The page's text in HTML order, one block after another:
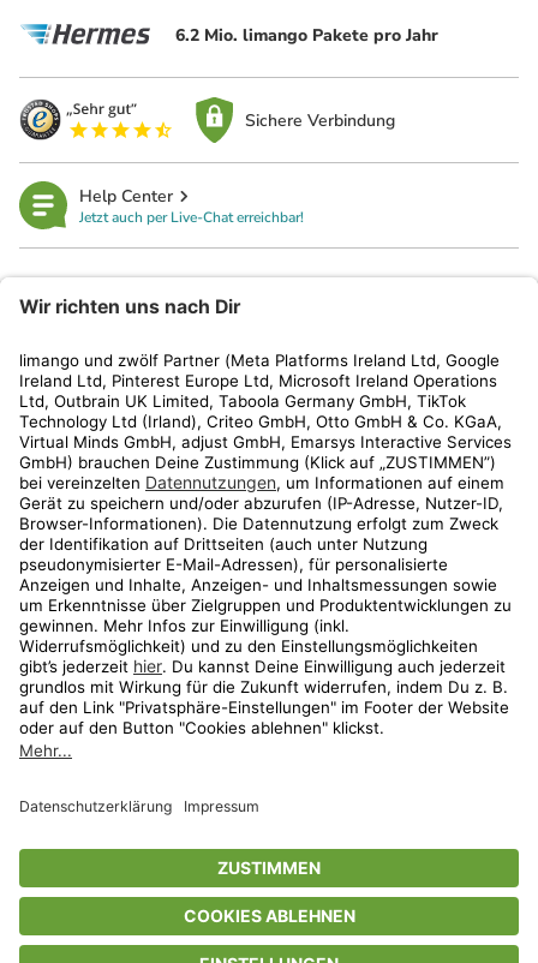
6.2 Mio. limango Pakete pro Jahr
Sichere Verbindung
Help Center
Jetzt auch per Live-Chat erreichbar!
Kundenservice
Shop
Aktionen
Travel
* Streichpreise entsprechen der unverbindlichen Preisempfehlung des
Herstellers. Prozentangaben beziehen sich auf den Streichpreis.
Freunde-Aktionen findest Du unterwww.limango.de/einladen